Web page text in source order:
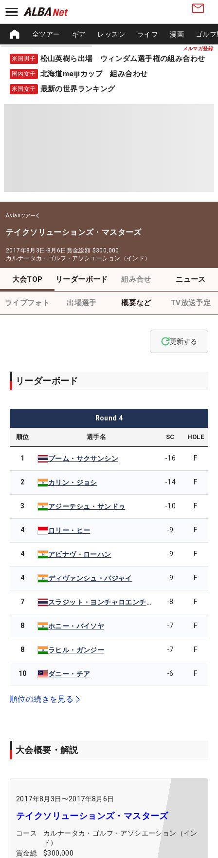
メルマガ登録
全ツアー ギア レッスン ライフ 漫画 ゴル
米国男子 松山英樹ら出場 ウィンダム選手権の組み合わせ
国内女子 北海道meijiカップ 組み合わせ
米国女子 最新の世界ランキング
Asianツアー
テイクソリューションズ・マスターズ
2017年8月3日-8月6日 賞金総額 $300,000
カルナータカ・ゴルフ・アソシエーション（インド）
大会TOP リーダーボード 組み合せ ニュース
ライブフォト 出場選手 概要など TV放送予定
更新する
リーダーボード
Round 4
順位 選手名 SC HOLE
1 プーム・サクサンシン -16 F
2 カリン・ジョシ -14 F
3 アジーテシュ・サンドゥ -10 F
4 ロリー・ヒー -9 F
4 アビナヴ・ローハン -9 F
4 ディヴァンシュ・バジャイ -9 F
7 スラジット・ヨンチャロエンチャイ -8 F
8 ホニー・バイソヤ -7 F
8 ラヒル・ガンジー -7 F
10 ダニー・チア -6 F
順位の続きを見る
大会概要・解説
2017年8月3日 〜2017年8月6日
テイクソリューションズ・マスターズ
コース
カルナータカ・ゴルフ・アソシエーション（イン
ド）
賞金総
$300,000